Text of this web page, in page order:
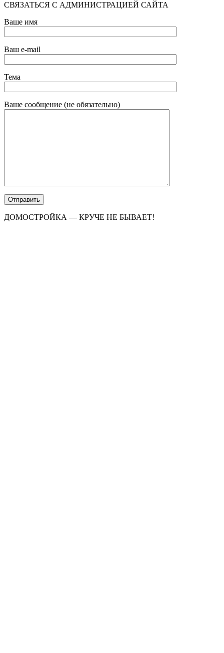
СВЯЗАТЬСЯ С АДМИНИСТРАЦИЕЙ САЙТА
Ваше имя
Ваш e-mail
Тема
Ваше сообщение (не обязательно)
ДОМОСТРОЙКА — КРУЧЕ НЕ БЫВАЕТ!